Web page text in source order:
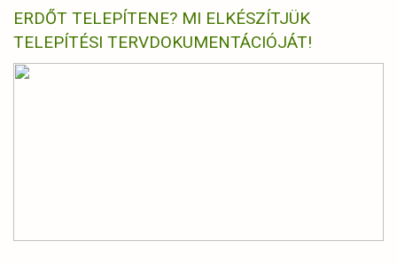
ERDŐT TELEPÍTENE? MI ELKÉSZÍTJÜK
TELEPÍTÉSI TERVDOKUMENTÁCIÓJÁT!